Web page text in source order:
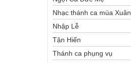
Nhạc thánh ca mùa Xuân
Nhập Lễ
Tận Hiến
Thánh ca phụng vụ